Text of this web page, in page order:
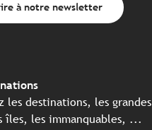
à notre newsletter
les destinations, les grandes
îles, les immanquables, ...